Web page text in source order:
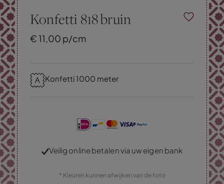
Konfetti 818 bruin
€11,00 p/cm
Konfetti 1000 meter
Veilig online betalen via uw eigen bank
* Kleuren kunnen afwijken van de foto